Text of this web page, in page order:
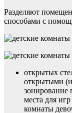
Разделяют
способами с
открытых
открытыми
зонирование
места для
комнаты